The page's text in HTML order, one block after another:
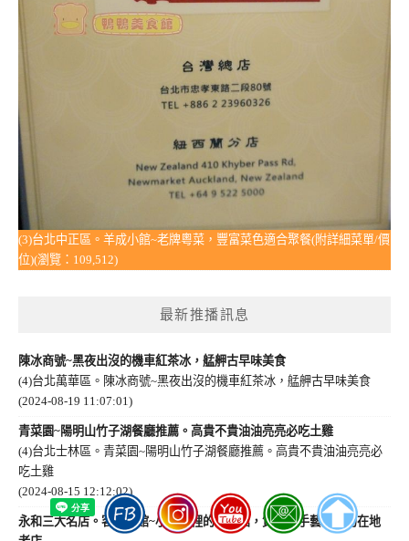
(3)台北中正區。羊成小館~老牌粵菜，豐富菜色適合聚餐(附詳細菜單/價
位)(瀏覽：109,512)
最新推播訊息
陳冰商號~黑夜出沒的機車紅茶冰，艋舺古早味美食
(4)台北萬華區。陳冰商號~黑夜出沒的機車紅茶冰，艋舺古早味美食
(2024-08-19 11:07:01)
青菜園~陽明山竹子湖餐廳推薦。高貴不貴油油亮亮必吃土雞
(4)台北士林區。青菜園~陽明山竹子湖餐廳推薦。高貴不貴油油亮亮必
吃土雞
(2024-08-15 12:12:02)
永和三大名店。客家小館~小巷弄裡的大餐館，質感與手藝兼具的在地